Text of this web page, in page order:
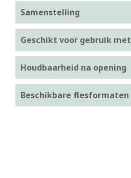
Samenstelling
Geschikt voor gebruik met
Houdbaarheid na opening
Beschikbare flesformaten